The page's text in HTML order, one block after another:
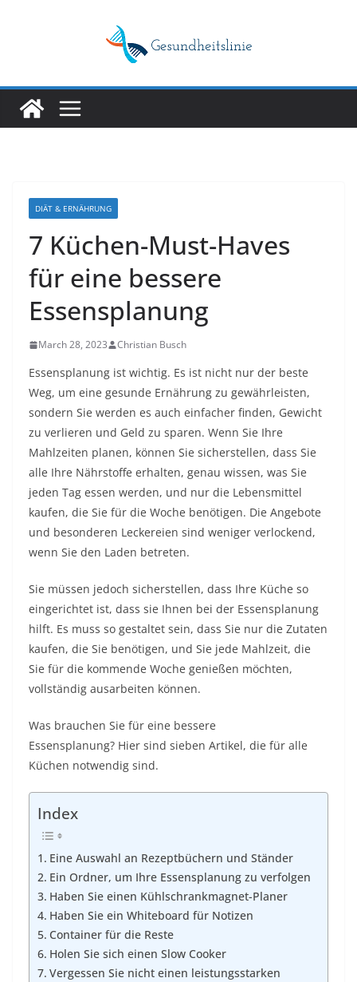
DIÄT & ERNÄHRUNG
7 Küchen-Must-Haves
für eine bessere
Essensplanung
March 28, 2023 Christian Busch
Essensplanung ist wichtig. Es ist nicht nur der beste
Weg, um eine gesunde Ernährung zu gewährleisten,
sondern Sie werden es auch einfacher finden, Gewicht
zu verlieren und Geld zu sparen. Wenn Sie Ihre
Mahlzeiten planen, können Sie sicherstellen, dass Sie
alle Ihre Nährstoffe erhalten, genau wissen, was Sie
jeden Tag essen werden, und nur die Lebensmittel
kaufen, die Sie für die Woche benötigen. Die Angebote
und besonderen Leckereien sind weniger verlockend,
wenn Sie den Laden betreten.
Sie müssen jedoch sicherstellen, dass Ihre Küche so
eingerichtet ist, dass sie Ihnen bei der Essensplanung
hilft. Es muss so gestaltet sein, dass Sie nur die Zutaten
kaufen, die Sie benötigen, und Sie jede Mahlzeit, die
Sie für die kommende Woche genießen möchten,
vollständig ausarbeiten können.
Was brauchen Sie für eine bessere
Essensplanung? Hier sind sieben Artikel, die für alle
Küchen notwendig sind.
Index
Eine Auswahl an Rezeptbüchern und Ständer
Ein Ordner, um Ihre Essensplanung zu verfolgen
Haben Sie einen Kühlschrankmagnet-Planer
Haben Sie ein Whiteboard für Notizen
Container für die Reste
Holen Sie sich einen Slow Cooker
Vergessen Sie nicht einen leistungsstarken